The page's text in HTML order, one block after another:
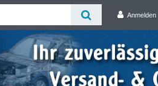
Anmelden